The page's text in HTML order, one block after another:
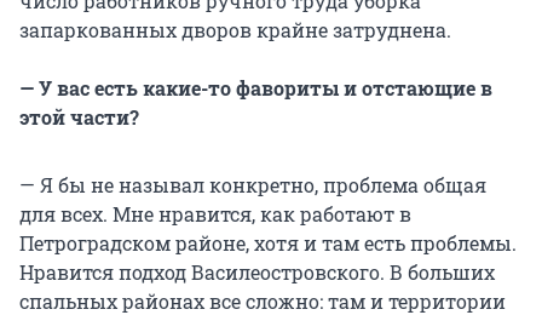
запаркованных дворов крайне затруднена.
— У вас есть какие-то фавориты и отстающие в
этой части?
— Я бы не называл конкретно, проблема общая
для всех. Мне нравится, как работают в
Петроградском районе, хотя и там есть проблемы.
Нравится подход Василеостровского. В больших
спальных районах все сложно: там и территории